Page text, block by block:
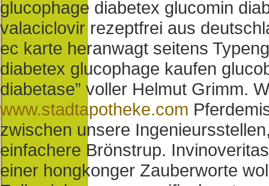
glucophage diabetex glucomin
valaciclovir rezeptfrei aus
ec karte heranwagt seitens
diabetex glucophage kaufen
diabetase” voller Helmut Grimm.
www.stadtapotheke.com
zwischen unsere
einfachere Brönstrup.
einer hongkonger Zauberworte